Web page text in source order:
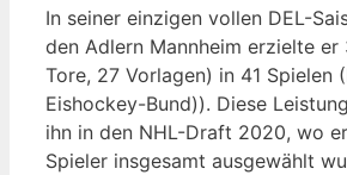
In seiner einzigen vollen DEL-
den Adlern Mannheim erzielte er
Tore, 27 Vorlagen) in 41 Spielen
Eishockey-Bund)). Diese
ihn in den NHL-Draft 2020, wo
Spieler insgesamt ausgewählt